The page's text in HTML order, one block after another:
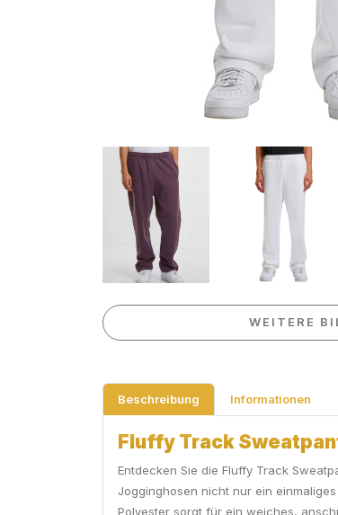
WEITERE
Beschreibung Informationen
Fluffy Track
Entdecken Sie die Fluffy Track
Jogginghosen nicht nur ein
Polyester sorgt für ein weiches,